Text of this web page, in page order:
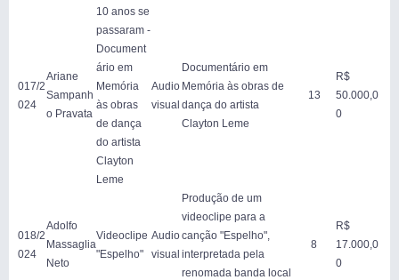
017/2
024
Ariane
Sampanh
o Pravata
10 anos se
passaram -
Document
ário em
Memória
às obras
de dança
do artista
Clayton
Leme
Audio
visual
Documentário em
Memória às obras de
dança do artista
Clayton Leme
13
R$
50.000,0
0
018/2
024
Adolfo
Massaglia
Neto
Videoclipe
"Espelho"
Audio
visual
Produção de um
videoclipe para a
canção "Espelho",
interpretada pela
renomada banda local
8
R$
17.000,0
0